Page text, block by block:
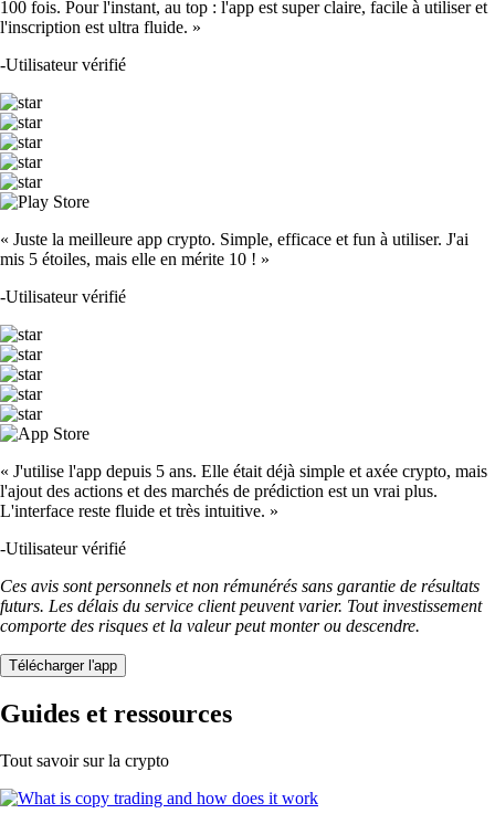
100 fois. Pour l'instant, au top : l'app est super claire, facile à utiliser et
l'inscription est ultra fluide. »
-Utilisateur vérifié
« Juste la meilleure app crypto. Simple, efficace et fun à utiliser. J'ai
mis 5 étoiles, mais elle en mérite 10 ! »
-Utilisateur vérifié
« J'utilise l'app depuis 5 ans. Elle était déjà simple et axée crypto, mais
l'ajout des actions et des marchés de prédiction est un vrai plus.
L'interface reste fluide et très intuitive. »
-Utilisateur vérifié
Ces avis sont personnels et non rémunérés sans garantie de résultats
futurs. Les délais du service client peuvent varier. Tout investissement
comporte des risques et la valeur peut monter ou descendre.
Télécharger l'app
Guides et ressources
Tout savoir sur la crypto